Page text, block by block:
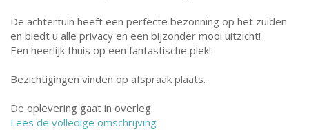
De achtertuin heeft een perfecte bezonning op het zuiden
en biedt u alle privacy en een bijzonder mooi uitzicht!
Een heerlijk thuis op een fantastische plek!
Bezichtigingen vinden op afspraak plaats.
De oplevering gaat in overleg.
Lees de volledige omschrijving